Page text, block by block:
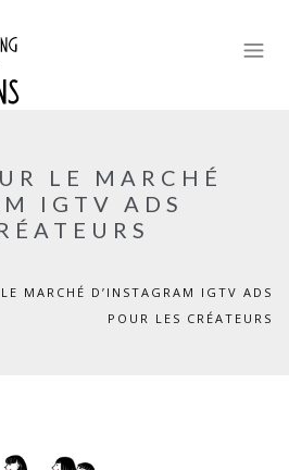
LE MARCHÉ
IGTV ADS
LE MARCHÉ D’INSTAGRAM IGTV ADS
POUR LES CRÉATEURS